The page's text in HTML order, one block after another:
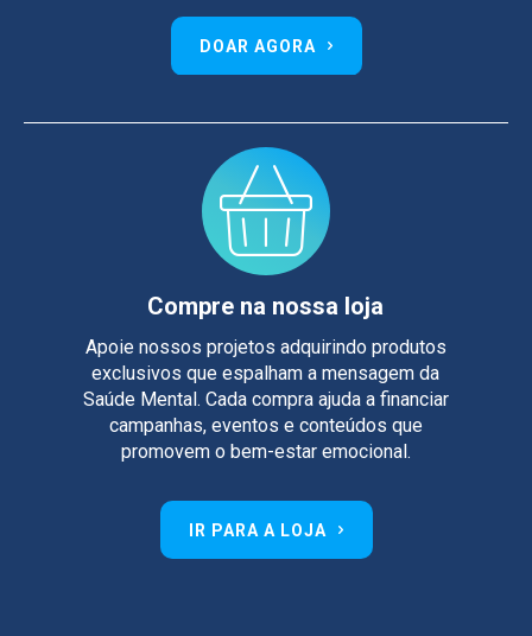
DOAR AGORA
Compre na nossa loja
Apoie nossos projetos adquirindo produtos
exclusivos que espalham a mensagem da
Saúde Mental. Cada compra ajuda a financiar
campanhas, eventos e conteúdos que
promovem o bem-estar emocional.
IR PARA A LOJA